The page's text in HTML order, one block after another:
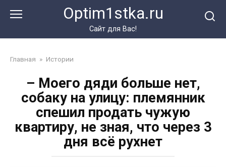
Optim1stka.ru
Сайт для Вас!
Главная » Истории
– Моего дяди больше нет,
собаку на улицу: племянник
спешил продать чужую
квартиру, не зная, что через 3
дня всё рухнет